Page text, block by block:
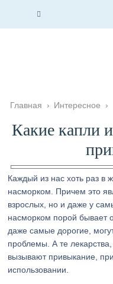
Главная › Интересное ›
Какие капли
Каждый из нас хоть раз в
насморком. Причем это
взрослых, но и даже у
насморком порой бывает
даже самые дорогие,
проблемы. А те
вызывают привыкание,
использовании.